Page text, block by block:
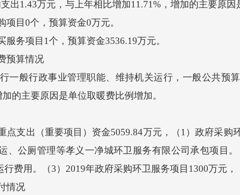
1.43万元，与上年相比增加11.71%，增加的主要原因
目0个，预算资金0万元。
务项目1个，预算资金3536.19万元。
预算情况
般行政事业管理职能、维持机关运行，一般公共预
的主要原因是单位取暖费比例增加。
支出（重要项目）资金5059.84万元，（1）政府采购
、公厕管理等孝义一净城环卫服务有限公司承包项目。
费用。（3）2019年政府采购环卫服务项目1300万元，
情况